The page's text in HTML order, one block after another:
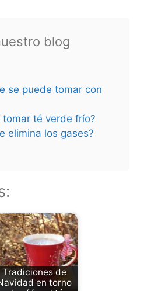
blog
se puede tomar con
tomar té verde frío?
elimina los gases?
Tradiciones de
en torno